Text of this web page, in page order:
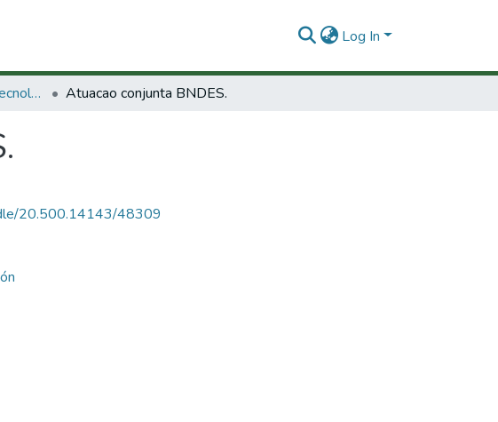
Log In
Políticas de Ciencia, Tecnología e Innovación Atuacao conjunta BNDES.
20.500.14143/48309